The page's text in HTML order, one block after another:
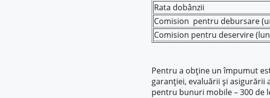
Rata dobânzii
Comision pentru debursare
Comision pentru deservire
Pentru a obține un împumut
garanției, evaluării și asigurării
pentru bunuri mobile – 300 de